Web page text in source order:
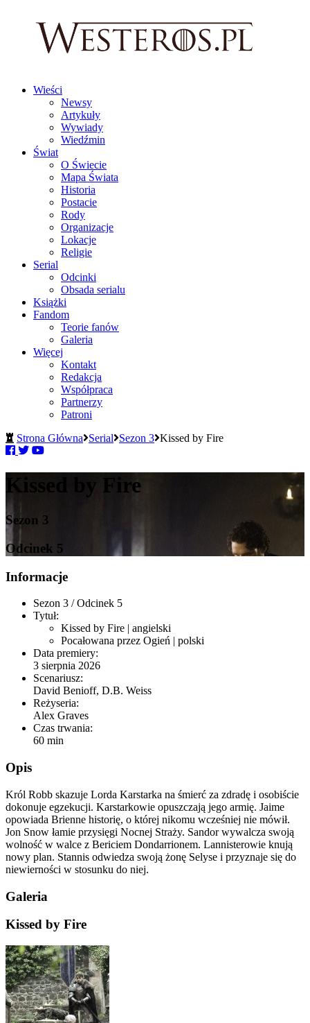
Wieści
Newsy
Artykuły
Wywiady
Wiedźmin
Świat
O Świecie
Mapa Świata
Historia
Postacie
Rody
Organizacje
Lokacje
Religie
Serial
Odcinki
Obsada serialu
Książki
Fandom
Teorie fanów
Galeria
Więcej
Kontakt
Redakcja
Współpraca
Partnerzy
Patroni
Strona Główna Serial Sezon 3 Kissed by Fire
Kissed by Fire
Sezon 3
Odcinek 5
Informacje
Sezon 3 / Odcinek 5
Tytuł:
Kissed by Fire | angielski
Pocałowana przez Ogień | polski
Data premiery:
3 sierpnia 2026
Scenariusz:
David Benioff, D.B. Weiss
Reżyseria:
Alex Graves
Czas trwania:
60 min
Opis
Król Robb skazuje Lorda Karstarka na śmierć za zdradę i osobiście
dokonuje egzekucji. Karstarkowie opuszczają jego armię. Jaime
opowiada Brienne historię, o której nikomu wcześniej nie mówił.
Jon Snow łamie przysięgi Nocnej Straży. Sandor wywalcza swoją
wolność w walce z Bericiem Dondarrionem. Lannisterowie knują
nowy plan. Stannis odwiedza swoją żonę Selyse i przyznaje się do
niewierności w stosunku do niej.
Galeria
Kissed by Fire